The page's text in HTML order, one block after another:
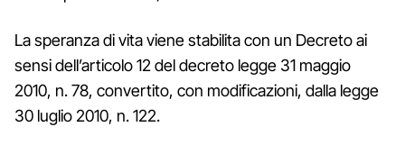
La speranza di vita viene stabilita con un Decreto ai
sensi dell’articolo 12 del decreto legge 31 maggio
2010, n. 78, convertito, con modificazioni, dalla legge
30 luglio 2010, n. 122.